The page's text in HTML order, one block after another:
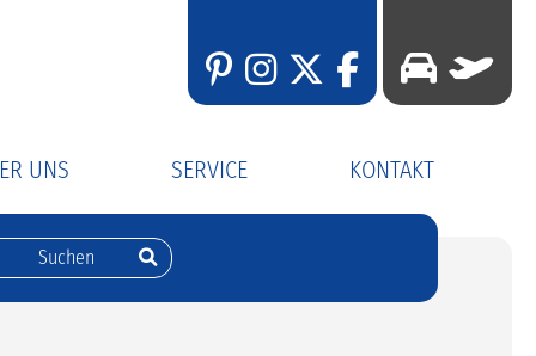
UNS
Katalog
SERVICE
Gutscheine
Newsletter
KONTAKT
Kontaktformular